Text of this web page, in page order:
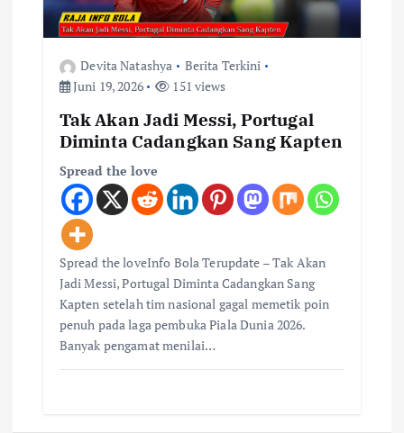
Devita Natashya
Berita Terkini
Juni 19, 2026
151 views
Tak Akan Jadi Messi, Portugal
Diminta Cadangkan Sang Kapten
Spread the love
Spread the loveInfo Bola Terupdate – Tak Akan
Jadi Messi, Portugal Diminta Cadangkan Sang
Kapten setelah tim nasional gagal memetik poin
penuh pada laga pembuka Piala Dunia 2026.
Banyak pengamat menilai…